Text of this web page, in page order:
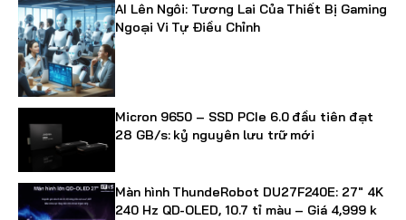
AI Lên Ngôi: Tương Lai Của Thiết Bị Gaming
Ngoại Vi Tự Điều Chỉnh
Micron 9650 – SSD PCIe 6.0 đầu tiên đạt
28 GB/s: kỷ nguyên lưu trữ mới
Màn hình ThundeRobot DU27F240E: 27" 4K
240 Hz QD-OLED, 10.7 tỉ màu – Giá 4,999 k